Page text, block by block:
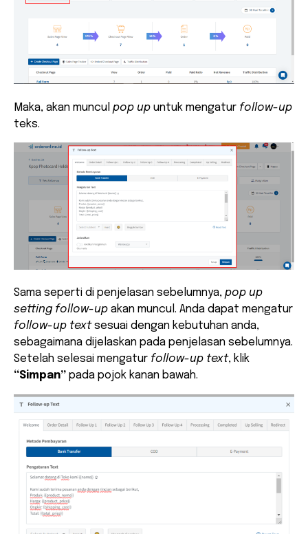
Maka, akan muncul pop up untuk mengatur follow-up
teks.
Sama seperti di penjelasan sebelumnya, pop up
setting follow-up akan muncul. Anda dapat mengatur
follow-up textsesuai dengan kebutuhan anda,
sebagaimana dijelaskan pada penjelasan sebelumnya.
Setelah selesai mengatur follow-up text, klik
“Simpan” pada pojok kanan bawah.